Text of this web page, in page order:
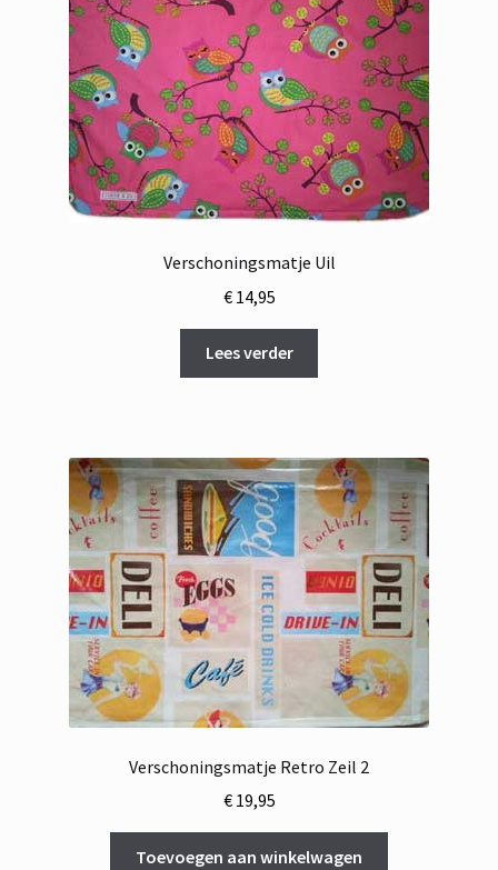
Verschoningsmatje Uil
€14,95
Lees verder
Verschoningsmatje Retro Zeil 2
€19,95
Toevoegen aan winkelwagen